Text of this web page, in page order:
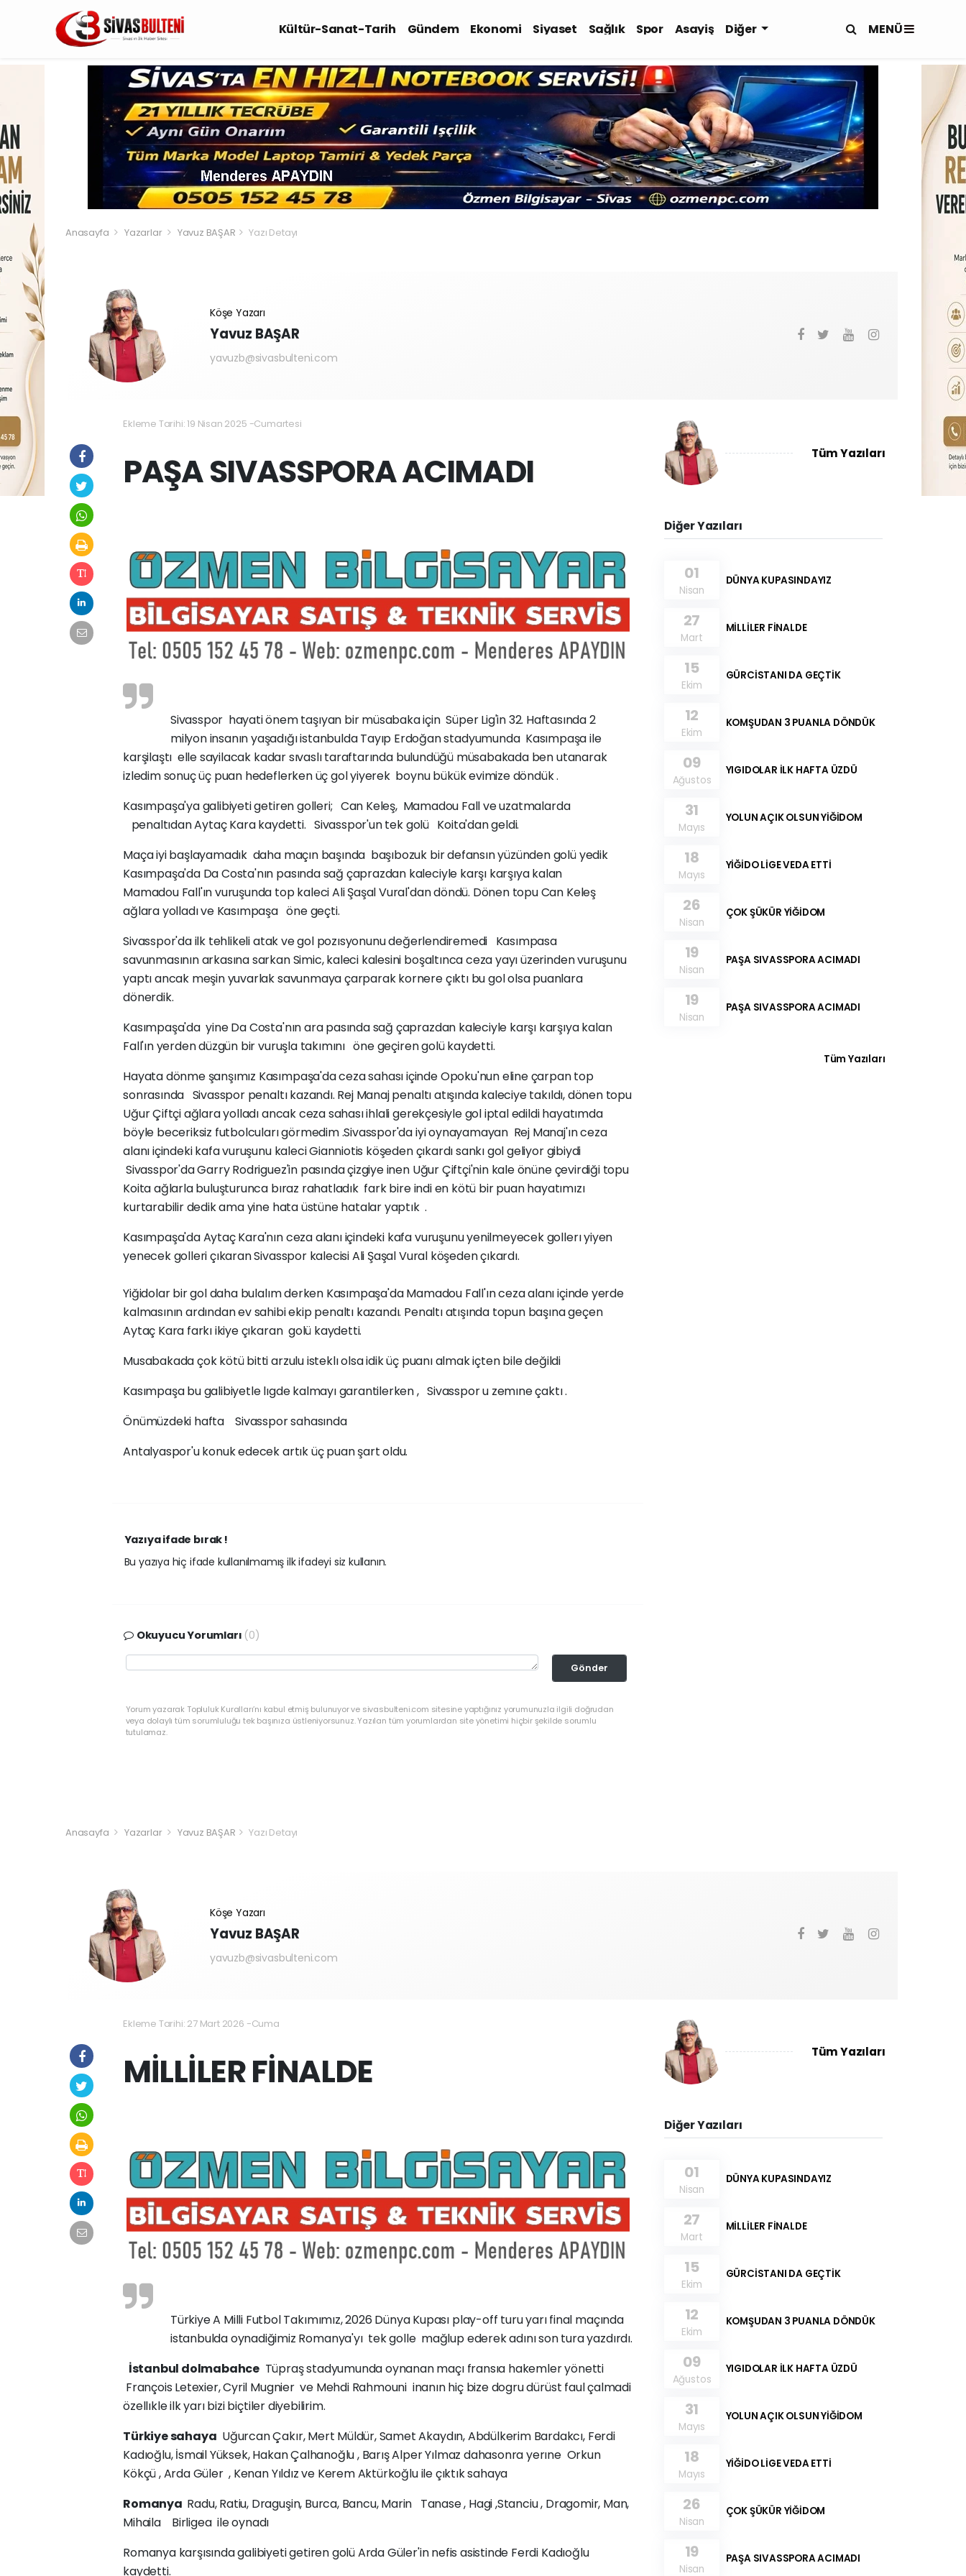
Kültür-Sanat-Tarih Gündem Ekonomi Siyaset Sağlık Spor Asayiş Diğer MENÜ
Anasayfa Yazarlar Yavuz BAŞAR Yazı Detayı
Köşe Yazarı
Yavuz BAŞAR
yavuzb@sivasbulteni.com
Ekleme Tarihi: 19 Nisan 2025 -Cumartesi
PAŞA SIVASSPORA ACIMADI
Sivasspor hayati önem taşıyan bir müsabaka için Süper Lig'in 32. Haftasında 2
milyon insanın yaşadığı istanbulda Tayıp Erdoğan stadyumunda Kasımpaşa ile
karşilaştı elle sayilacak kadar sıvaslı taraftarında bulundüğü müsabakada ben utanarak
izledim sonuç üç puan hedeflerken üç gol yiyerek boynu bükük evimize döndük .
Kasımpaşa'ya galibiyeti getiren golleri; Can Keleş, Mamadou Fall ve uzatmalarda
penaltıdan Aytaç Kara kaydetti. Sivasspor'un tek golü Koita'dan geldi.
Maça iyi başlayamadık daha maçın başında başıbozuk bir defansın yüzünden golü yedik
Kasımpaşa'da Da Costa'nın pasında sağ çaprazdan kaleciyle karşı karşıya kalan
Mamadou Fall'ın vuruşunda top kaleci Ali Şaşal Vural'dan döndü. Dönen topu Can Keleş
ağlara yolladı ve Kasımpaşa öne geçti.
Sivasspor'da ilk tehlikeli atak ve gol pozısyonunu değerlendiremedi Kasımpasa
savunmasının arkasına sarkan Simic, kaleci kalesini boşaltınca ceza yayı üzerinden vuruşunu
yaptı ancak meşin yuvarlak savunmaya çarparak kornere çıktı bu gol olsa puanlara
dönerdik.
Kasımpaşa'da yine Da Costa'nın ara pasında sağ çaprazdan kaleciyle karşı karşıya kalan
Fall'ın yerden düzgün bir vuruşla takımını öne geçiren golü kaydetti.
Hayata dönme şanşımız Kasımpaşa'da ceza sahası içinde Opoku'nun eline çarpan top
sonrasında Sivasspor penaltı kazandı. Rej Manaj penaltı atışında kaleciye takıldı, dönen topu
Uğur Çiftçi ağlara yolladı ancak ceza sahası ihlali gerekçesiyle gol iptal edildi hayatımda
böyle beceriksiz futbolcuları görmedim .Sivasspor'da iyi oynayamayan Rej Manaj'ın ceza
alanı içindeki kafa vuruşunu kaleci Gianniotis köşeden çıkardı sankı gol geliyor gibiydi
Sivasspor'da Garry Rodriguez'in pasında çizgiye inen Uğur Çiftçi'nin kale önüne çevirdiği topu
Koita ağlarla buluşturunca bıraz rahatladık fark bire indi en kötü bir puan hayatımızı
kurtarabilir dedik ama yine hata üstüne hatalar yaptık .
Kasımpaşa'da Aytaç Kara'nın ceza alanı içindeki kafa vuruşunu yenilmeyecek gollerı yiyen
yenecek golleri çıkaran Sivasspor kalecisi Ali Şaşal Vural köşeden çıkardı.
Yiğidolar bir gol daha bulalım derken Kasımpaşa'da Mamadou Fall'ın ceza alanı içinde yerde
kalmasının ardından ev sahibi ekip penaltı kazandı. Penaltı atışında topun başına geçen
Aytaç Kara farkı ikiye çıkaran golü kaydetti.
Musabakada çok kötü bitti arzulu isteklı olsa idik üç puanı almak içten bile değildi
Kasımpaşa bu galibiyetle lıgde kalmayı garantilerken , Sivasspor u zemıne çaktı .
Önümüzdeki hafta Sivasspor sahasında
Antalyaspor'u konuk edecek artık üç puan şart oldu.
Yazıya ifade bırak !
Bu yazıya hiç ifade kullanılmamış ilk ifadeyi siz kullanın.
Okuyucu Yorumları (0)
Gönder
Yorum yazarak Topluluk Kuralları’nı kabul etmiş bulunuyor ve sivasbulteni.com sitesine yaptığınız yorumunuzla ilgili doğrudan
veya dolaylı tüm sorumluluğu tek başınıza üstleniyorsunuz. Yazılan tüm yorumlardan site yönetimi hiçbir şekilde sorumlu
tutulamaz.
Tüm Yazıları
Diğer Yazıları
01
Nisan
DÜNYA KUPASINDAYIZ
27
Mart
MİLLİLER FİNALDE
15
Ekim
GÜRCİSTANI DA GEÇTİK
12
Ekim
KOMŞUDAN 3 PUANLA DÖNDÜK
09
Ağustos
YIGIDOLAR İLK HAFTA ÜZDÜ
31
Mayıs
YOLUN AÇIK OLSUN YİĞİDOM
18
Mayıs
YİĞİDO LİGE VEDA ETTİ
26
Nisan
ÇOK ŞÜKÜR YİĞİDOM
19
Nisan
PAŞA SIVASSPORA ACIMADI
19
Nisan
PAŞA SIVASSPORA ACIMADI
Tüm Yazıları
Anasayfa Yazarlar Yavuz BAŞAR Yazı Detayı
Köşe Yazarı
Yavuz BAŞAR
yavuzb@sivasbulteni.com
Ekleme Tarihi: 27 Mart 2026 -Cuma
MİLLİLER FİNALDE
Türkiye A Milli Futbol Takımımız, 2026 Dünya Kupası play-off turu yarı final maçında
istanbulda oynadiğimiz Romanya'yı tek golle mağlup ederek adını son tura yazdırdı.
İstanbul dolmabahce Tüpraş stadyumunda oynanan maçı fransıa hakemler yönetti
François Letexier, Cyril Mugnier ve Mehdi Rahmouni inanın hiç bize dogru dürüst faul çalmadi
özellıkle ilk yarı bizi biçtiler diyebilirim.
Türkiye sahaya Uğurcan Çakır, Mert Müldür, Samet Akaydın, Abdülkerim Bardakcı, Ferdi
Kadıoğlu, İsmail Yüksek, Hakan Çalhanoğlu , Barış Alper Yılmaz dahasonra yerıne Orkun
Kökçü , Arda Güler , Kenan Yıldız ve Kerem Aktürkoğlu ile çıktık sahaya
Romanya Radu, Ratiu, Draguşin, Burca, Bancu, Marin Tanase , Hagi ,Stanciu , Dragomir, Man,
Mihaila Birligea ile oynadı
Romanya karşısında galibiyeti getiren golü Arda Güler'in nefis asistinde Ferdi Kadıoğlu
kaydetti.
Tüm Yazıları
Diğer Yazıları
01
Nisan
DÜNYA KUPASINDAYIZ
27
Mart
MİLLİLER FİNALDE
15
Ekim
GÜRCİSTANI DA GEÇTİK
12
Ekim
KOMŞUDAN 3 PUANLA DÖNDÜK
09
Ağustos
YIGIDOLAR İLK HAFTA ÜZDÜ
31
Mayıs
YOLUN AÇIK OLSUN YİĞİDOM
18
Mayıs
YİĞİDO LİGE VEDA ETTİ
26
Nisan
ÇOK ŞÜKÜR YİĞİDOM
19
Nisan
PAŞA SIVASSPORA ACIMADI